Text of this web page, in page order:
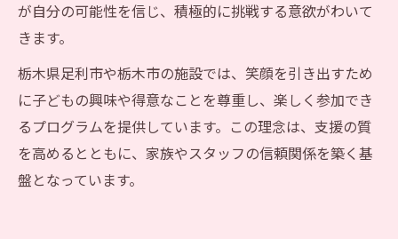
が自分の可能性を信じ、積極的に挑戦する意欲がわいて
きます。
栃木県足利市や栃木市の施設では、笑顔を引き出すため
に子どもの興味や得意なことを尊重し、楽しく参加でき
るプログラムを提供しています。この理念は、支援の質
を高めるとともに、家族やスタッフの信頼関係を築く基
盤となっています。